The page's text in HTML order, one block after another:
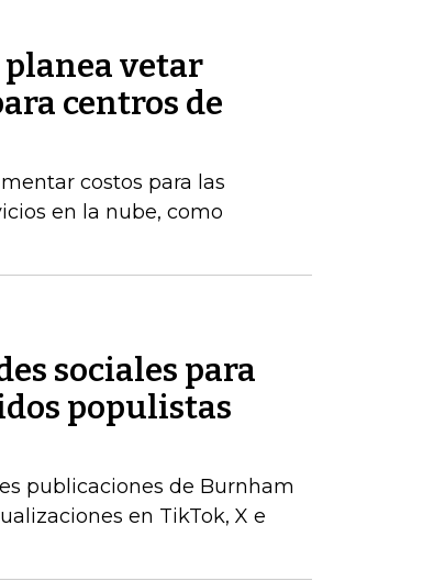
vetar
centros de
costos para las
en la nube, como
sociales para
populistas
publicaciones de Burnham
en TikTok, X e